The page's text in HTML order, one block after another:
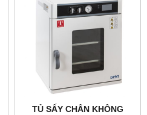
TỦ SẤY CHÂN KHÔNG